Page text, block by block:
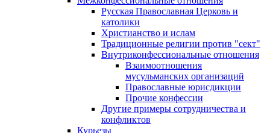
Русская Православная Церковь и
католики
Христианство и ислам
Традиционные религии против "сект"
Внутриконфессиональные отношения
Взаимоотношения
мусульманских организаций
Православные юрисдикции
Прочие конфессии
Другие примеры сотрудничества и
конфликтов
Курьезы